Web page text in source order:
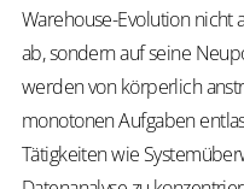
Warehouse-Evolution nicht
ab, sondern auf seine
werden von körperlich
monotonen Aufgaben
Tätigkeiten wie